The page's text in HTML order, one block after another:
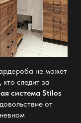
не может
следит за
система Stilos
от